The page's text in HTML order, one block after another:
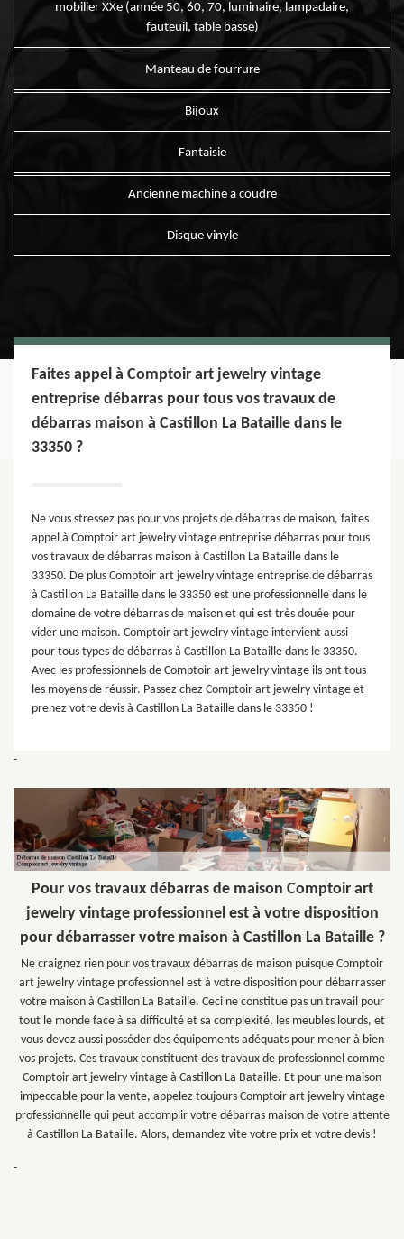
mobilier XXe (année 50, 60, 70, luminaire, lampadaire,
fauteuil, table basse)
Manteau de fourrure
Bijoux
Fantaisie
Ancienne machine a coudre
Disque vinyle
Faites appel à Comptoir art jewelry vintage
entreprise débarras pour tous vos travaux de
débarras maison à Castillon La Bataille dans le
33350 ?
Ne vous stressez pas pour vos projets de débarras de maison, faites
appel à Comptoir art jewelry vintage entreprise débarras pour tous
vos travaux de débarras maison à Castillon La Bataille dans le
33350. De plus Comptoir art jewelry vintage entreprise de débarras
à Castillon La Bataille dans le 33350 est une professionnelle dans le
domaine de votre débarras de maison et qui est très douée pour
vider une maison. Comptoir art jewelry vintage intervient aussi
pour tous types de débarras à Castillon La Bataille dans le 33350.
Avec les professionnels de Comptoir art jewelry vintage ils ont tous
les moyens de réussir. Passez chez Comptoir art jewelry vintage et
prenez votre devis à Castillon La Bataille dans le 33350 !
-
Pour vos travaux débarras de maison Comptoir art
jewelry vintage professionnel est à votre disposition
pour débarrasser votre maison à Castillon La Bataille ?
Ne craignez rien pour vos travaux débarras de maison puisque Comptoir
art jewelry vintage professionnel est à votre disposition pour débarrasser
votre maison à Castillon La Bataille. Ceci ne constitue pas un travail pour
tout le monde face à sa difficulté et sa complexité, les meubles lourds, et
vous devez aussi posséder des équipements adéquats pour mener à bien
vos projets. Ces travaux constituent des travaux de professionnel comme
Comptoir art jewelry vintage à Castillon La Bataille. Et pour une maison
impeccable pour la vente, appelez toujours Comptoir art jewelry vintage
professionnelle qui peut accomplir votre débarras maison de votre attente
à Castillon La Bataille. Alors, demandez vite votre prix et votre devis !
-